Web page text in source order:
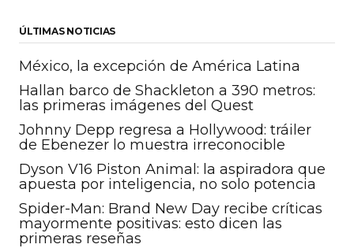
ÚLTIMAS NOTICIAS
México, la excepción de América Latina
Hallan barco de Shackleton a 390 metros:
las primeras imágenes del Quest
Johnny Depp regresa a Hollywood: tráiler
de Ebenezer lo muestra irreconocible
Dyson V16 Piston Animal: la aspiradora que
apuesta por inteligencia, no solo potencia
Spider-Man: Brand New Day recibe críticas
mayormente positivas: esto dicen las
primeras reseñas